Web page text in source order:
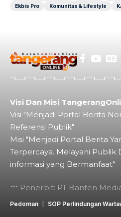
Ekbis Pro
Komunitas & Lifestyle
Visi Dan Misi
Visi "Menjadi Portal Berita
Referensi Publik"
Misi "Menjadi Portal Berita
Terpercaya. Melayani Publik
informasi yang Bermanfaat"
Penerbit: PT Banten
Pedoman SOP Perlindungan